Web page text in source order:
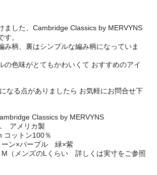
ました、Cambridge Classics by MERVYNS
。
み柄、裏はシンプルな編み柄になっていま
の色味がとてもかわいくて おすすめのアイ
なる点がありましたら お気軽にお問合せ下
Classics by MERVYNS
アメリカ製
ットン100％
ン×パープル 緑×紫
メンズのLくらい 詳しくは実寸をご参照